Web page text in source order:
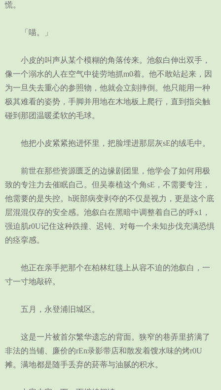
慌。
「喵。」
小皮的叫声从某个模糊的角落传来。池叙白伸出双手，
像一个溺水的人在空气中徒劳地抓m0着。他不敢站起来，因
为一旦失去重心的参照物，他就会立刻摔倒。他只能用一种
极其难看的姿势，手脚并用地在木地板上爬行，直到指尖触
碰到那团温暖柔软的毛球。
他把小皮紧紧抱进怀里，把脸埋进那层灰sE的绒毛中。
前世在那些资源匮乏的边缘剧团里，他学会了如何用极
致的专注力去催眠自己。但吴泰植这个角sE，不需要专注，
他需要的是失控。h斑部病变剥夺的不仅是视力，更是这个底
层混混仅存的安全感。池叙白在黑暗中调整着自己的呼x1，
强迫肌r0U记住这种跌撞、迟钝、对每一个未知步伐充满恐惧
的痉挛感。
他正在亲手把那个在柏林红毯上从容不迫的池叙白，一
寸一寸地敲碎。
五月，永登浦旧城区。
这是一片被首尔繁华遗忘的背面。狭窄的巷弄里挤满了
非法的当铺、廉价的rEn录影带店和散发着馊水味的烤r0U
摊。满地都是随手丢弃的菸蒂与油腻的积水。